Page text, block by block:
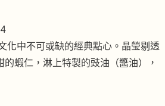
化中不可或缺的經典點心。晶瑩剔透
蝦仁，淋上特製的豉油（醬油），